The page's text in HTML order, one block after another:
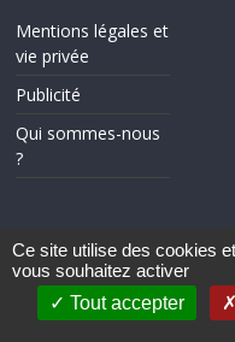
Mentions légales et
vie privée
Publicité
Qui sommes-nous
?
Copyright © 2026
Theme ColorMag par
Ce site utilise des cookies
vous souhaitez activer
Tout accepter